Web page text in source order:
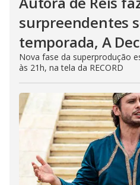
surpreendentes
temporada, A
Nova fase da superprodução
às 21h, na tela da RECORD